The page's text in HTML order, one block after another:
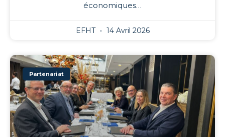
économiques…
EFHT 14 Avril 2026
Partenariat